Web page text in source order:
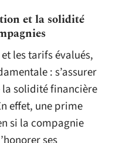
et la solidité
les tarifs évalués,
: s’assurer
solidité financière
effet, une prime
si la compagnie